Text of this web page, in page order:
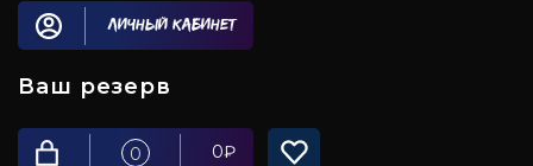
Личный кабинет
Ваш резерв
0 0₽